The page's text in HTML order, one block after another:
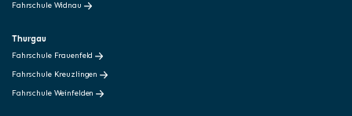
Fahrschule Widnau
Thurgau
Fahrschule Frauenfeld
Fahrschule Kreuzlingen
Fahrschule Weinfelden